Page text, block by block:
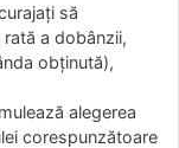
să
a dobânzii,
obținută),
alegerea
corespunzătoare